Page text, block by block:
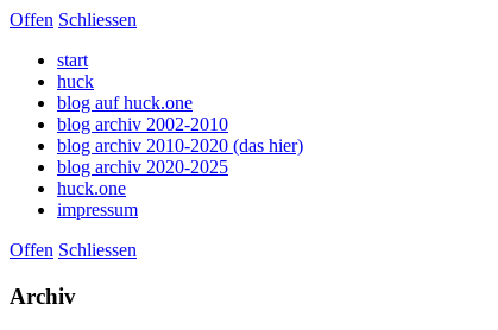
Offen Schliessen
start
huck
blog auf huck.one
blog archiv 2002-2010
blog archiv 2010-2020 (das hier)
blog archiv 2020-2025
huck.one
impressum
Offen Schliessen
Archiv